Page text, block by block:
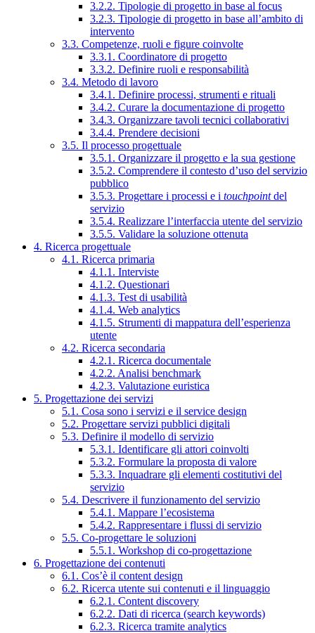
3.2.2. Tipologie di progetto in base al focus
3.2.3. Tipologie di progetto in base all’ambito di
intervento
3.3. Competenze, ruoli e figure coinvolte
3.3.1. Coordinatore di progetto
3.3.2. Definire ruoli e responsabilità
3.4. Metodo di lavoro
3.4.1. Definire processi, strumenti e rituali
3.4.2. Curare la documentazione di progetto
3.4.3. Organizzare tavoli tecnici collaborativi
3.4.4. Prendere decisioni
3.5. Il processo progettuale
3.5.1. Organizzare il progetto e la sua gestione
3.5.2. Comprendere il contesto d’uso del servizio
pubblico
3.5.3. Progettare i processi e i touchpointdel
servizio
3.5.4. Realizzare l’interfaccia utente del servizio
3.5.5. Validare la soluzione ottenuta
4. Ricerca progettuale
4.1. Ricerca primaria
4.1.1. Interviste
4.1.2. Questionari
4.1.3. Test di usabilità
4.1.4. Web analytics
4.1.5. Strumenti di mappatura dell’esperienza
utente
4.2. Ricerca secondaria
4.2.1. Ricerca documentale
4.2.2. Analisi benchmark
4.2.3. Valutazione euristica
5. Progettazione dei servizi
5.1. Cosa sono i servizi e il service design
5.2. Progettare servizi pubblici digitali
5.3. Definire il modello di servizio
5.3.1. Identificare gli attori coinvolti
5.3.2. Formulare la proposta di valore
5.3.3. Inquadrare gli elementi costitutivi del
servizio
5.4. Descrivere il funzionamento del servizio
5.4.1. Mappare l’ecosistema
5.4.2. Rappresentare i flussi di servizio
5.5. Co-progettare le soluzioni
5.5.1. Workshop di co-progettazione
6. Progettazione dei contenuti
6.1. Cos’è il content design
6.2. Ricerca utente sui contenuti e il linguaggio
6.2.1. Content discovery
6.2.2. Dati di ricerca (search keywords)
6.2.3. Ricerca tramite analytics